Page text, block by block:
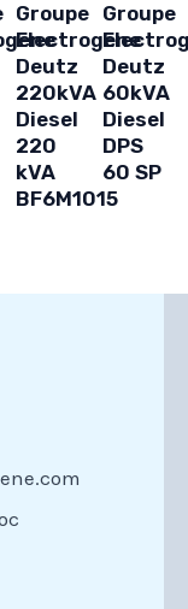
Groupe
Electrogene
Deutz
220kVA
Diesel
220
kVA
BF6M1015
Groupe
Deutz
60kVA
Diesel
DPS
60 SP